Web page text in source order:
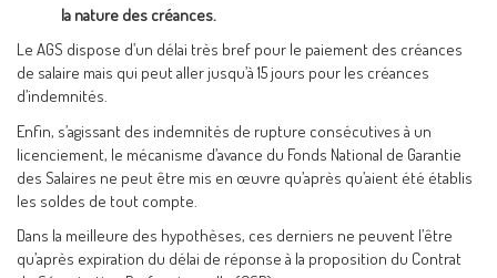
la nature des créances.
Le AGS dispose d’un délai très bref pour le paiement des créances
de salaire mais qui peut aller jusqu’à 15 jours pour les créances
d’indemnités.
Enfin, s’agissant des indemnités de rupture consécutives à un
licenciement, le mécanisme d’avance du Fonds National de Garantie
des Salaires ne peut être mis en œuvre qu’après qu’aient été établis
les soldes de tout compte.
Dans la meilleure des hypothèses, ces derniers ne peuvent l’être
qu’après expiration du délai de réponse à la proposition du Contrat